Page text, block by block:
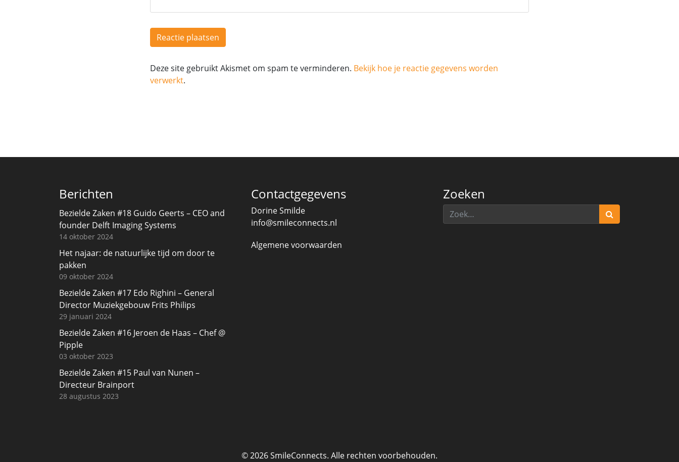
Deze site gebruikt Akismet om spam te verminderen. Bekijk hoe je reactie gegevens worden
verwerkt.
Berichten
Bezielde Zaken #18 Guido Geerts – CEO and
founder Delft Imaging Systems
14 oktober 2024
Het najaar: de natuurlijke tijd om door te
pakken
09 oktober 2024
Bezielde Zaken #17 Edo Righini – General
Director Muziekgebouw Frits Philips
29 januari 2024
Bezielde Zaken #16 Jeroen de Haas – Chef @
Pipple
03 oktober 2023
Bezielde Zaken #15 Paul van Nunen –
Directeur Brainport
28 augustus 2023
Contactgegevens
Dorine Smilde
info@smileconnects.nl
Algemene voorwaarden
Zoeken
Zoeken
© 2026 SmileConnects. Alle rechten voorbehouden.